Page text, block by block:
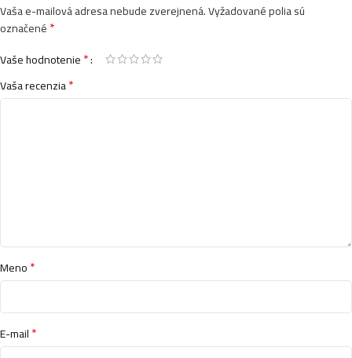
Vaša e-mailová adresa nebude zverejnená.Vyžadované polia sú
označené*
Vaše hodnotenie*
Vaša recenzia*
Meno*
E-mail*